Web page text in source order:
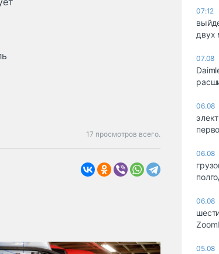
17 просмотров всего.
07:12
двух
07.08
06.08
06.08
06.08
05.08